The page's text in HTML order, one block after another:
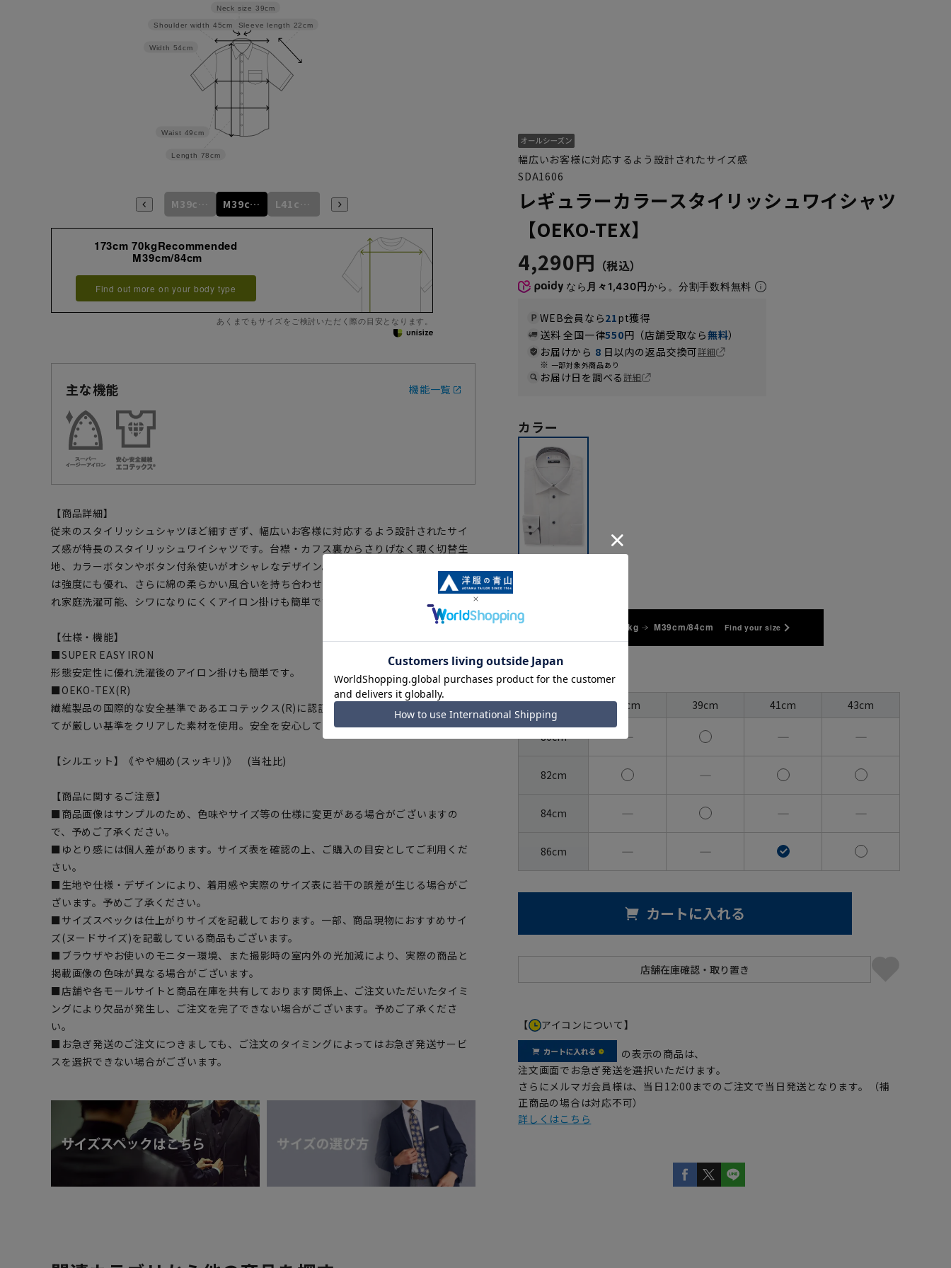
Sleeve length 22cm
Neck size 39cm
Length 78cm
Waist 49cm
Width 54cm
Shoulder width 45cm
S37cm/82cm M39cm/80cm M39cm/84cm L41cm/82cm
173cm 70kgRecommended
M39cm/84cm
Find out more on your body type
あくまでもサイズをご検討いただく際の目安となります。
主な機能 機能一覧
【商品詳細】
従来のスタイリッシュシャツほど細すぎず、幅広いお客様に対応するよう設計されたサイ
ズ感が特長のスタイリッシュワイシャツです。台襟・カフス裏からさりげなく覗く切替生
地、カラーボタンやボタン付糸使いがオシャレなデザイン。ポリエステルと綿の混紡素材
は強度にも優れ、さらに綿の柔らかい風合いを持ち合わせた1枚です。形態安定加工が施さ
れ家庭洗濯可能、シワになりにくくアイロン掛けも簡単です。
【仕様・機能】
■SUPER EASY IRON
形態安定性に優れ洗濯後のアイロン掛けも簡単です。
■OEKO-TEX(R)
繊維製品の国際的な安全基準であるエコテックス(R)に認証された、生地から付属まですべ
てが厳しい基準をクリアした素材を使用。安全を安心して着用いただけます。
【シルエット】《やや細め(スッキリ)》 (当社比)
【商品に関するご注意】
■商品画像はサンプルのため、色味やサイズ等の仕様に変更がある場合がございますの
で、予めご了承ください。
■ゆとり感には個人差があります。サイズ表を確認の上、ご購入の目安としてご利用くだ
さい。
■生地や仕様・デザインにより、着用感や実際のサイズ表に若干の誤差が生じる場合がご
ざいます。予めご了承ください。
■サイズスペックは仕上がりサイズを記載しております。一部、商品現物におすすめサイ
ズ(ヌードサイズ)を記載している商品もございます。
■ブラウザやお使いのモニター環境、また撮影時の室内外の光加減により、実際の商品と
掲載画像の色味が異なる場合がございます。
■店舗や各モールサイトと商品在庫を共有しております関係上、ご注文いただいたタイミ
ングにより欠品が発生し、ご注文を完了できない場合がございます。予めご了承くださ
い。
■お急ぎ発送のご注文につきましても、ご注文のタイミングによってはお急ぎ発送サービ
スを選択できない場合がございます。
幅広いお客様に対応するよう設計されたサイズ感
SDA1606
レギュラーカラースタイリッシュワイシャツ
【OEKO-TEX】
4,290円
なら 月々1,430円から。分割手数料無料
WEB会員なら21pt獲得
送料 全国一律550円（店舗受取なら無料）
お届けから 8 日以内の返品交換可詳細
一部対象外商品あり
お届け日を調べる詳細
カラー
173cm / 70kg M39cm/84cm Find your size
サイズ
裄丈
首周り 37cm 39cm 41cm 43cm
80cm ― ― ―
82cm ―
84cm ― ― ―
86cm ― ―
カートに入れる
【 アイコンについて】
の表示の商品は、
注文画面でお急ぎ発送を選択いただけます。
さらにメルマガ会員様は、当日12:00までのご注文で当日発送となります。（補
正商品の場合は対応不可）
詳しくはこちら